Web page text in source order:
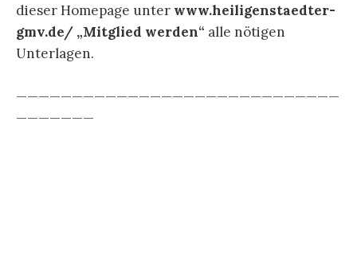
dieser Homepage unter www.heiligenstaedter-
gmv.de/ „Mitglied werden“ alle nötigen
Unterlagen.
—————————————————————————————
———————